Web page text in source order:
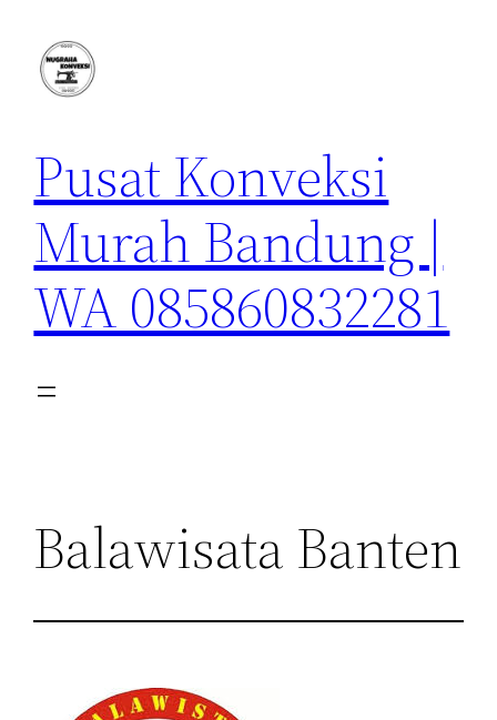
konten
Pusat Konveksi
Murah Bandung |
WA 085860832281
Balawisata Banten